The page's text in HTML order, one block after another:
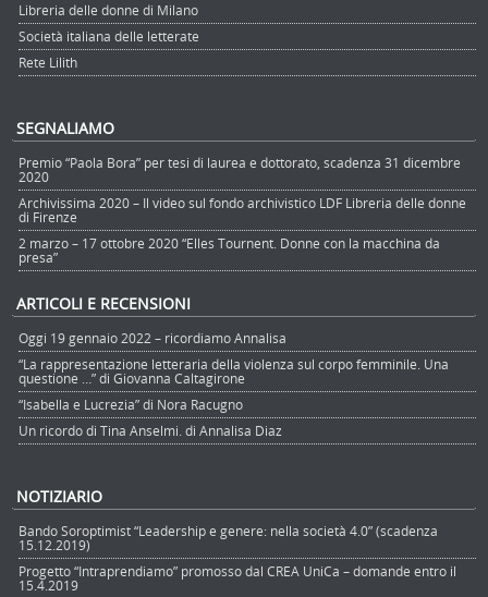
Libreria delle donne di Milano
Società italiana delle letterate
Rete Lilith
SEGNALIAMO
Premio “Paola Bora” per tesi di laurea e dottorato, scadenza 31 dicembre
2020
Archivissima 2020 – Il video sul fondo archivistico LDF Libreria delle donne
di Firenze
2 marzo – 17 ottobre 2020 “Elles Tournent. Donne con la macchina da
presa”
ARTICOLI E RECENSIONI
Oggi 19 gennaio 2022 – ricordiamo Annalisa
“La rappresentazione letteraria della violenza sul corpo femminile. Una
questione …” di Giovanna Caltagirone
“Isabella e Lucrezia” di Nora Racugno
Un ricordo di Tina Anselmi. di Annalisa Diaz
NOTIZIARIO
Bando Soroptimist “Leadership e genere: nella società 4.0” (scadenza
15.12.2019)
Progetto “Intraprendiamo” promosso dal CREA UniCa – domande entro il
15.4.2019